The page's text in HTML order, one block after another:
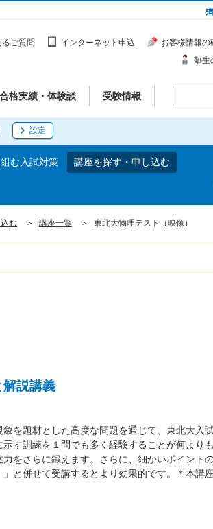
合格実績・体験談 受験情報
るご質問 インターネット申込 お客様情報の
塾生
設定
む入試対策 講座を探す・申し込む
む 講座一覧 東北大物理テスト（映像）
説講義
を題材とした高度な問題を通じて、東北大入
す訓練を１問でも多く経験することが何より
をさらに鍛えます。さらに、細かいポイント
と併せて受講するとより効果的です。＊本講